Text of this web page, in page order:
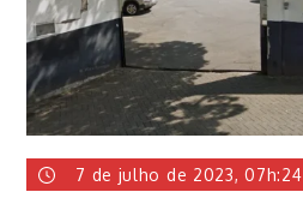
7 de julho de 2023, 07h:24